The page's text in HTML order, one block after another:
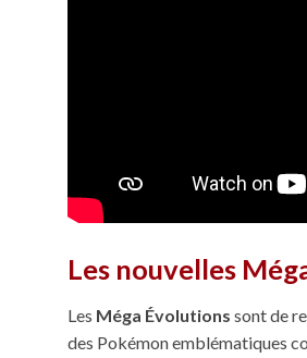
Les nouvelles
Les Méga Évolutions sont de
des Pokémon emblématiques